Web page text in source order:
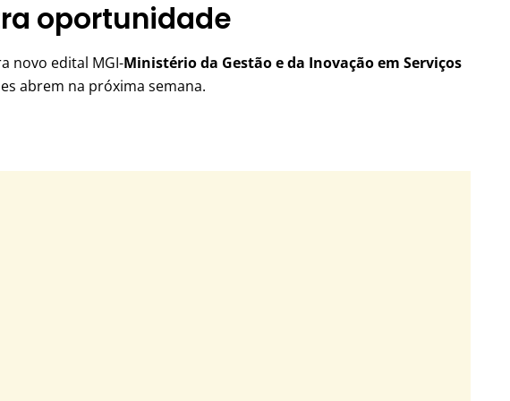
oportunidade
novo edital MGI-Ministério da Gestão e da Inovação em Serviços
abrem na próxima semana.